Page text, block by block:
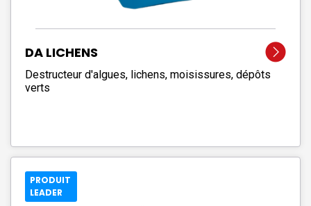
DA LICHENS
Destructeur d'algues, lichens, moisissures, dépôts
verts
PRODUIT
LEADER